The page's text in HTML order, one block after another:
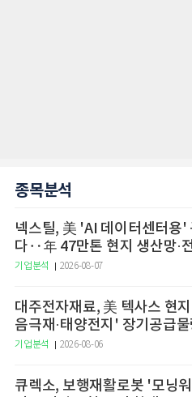
종목분석
넥스틸, 美 'AI 데이터센터용'
다‥年 47만톤 현지 생산망·
기업분석 2026-08-07
대주전자재료, 美 텍사스 현
음극재·태양전지' 장기공급물
기업분석 2026-08-06
큐렉소, 보행재활로봇 '모닝